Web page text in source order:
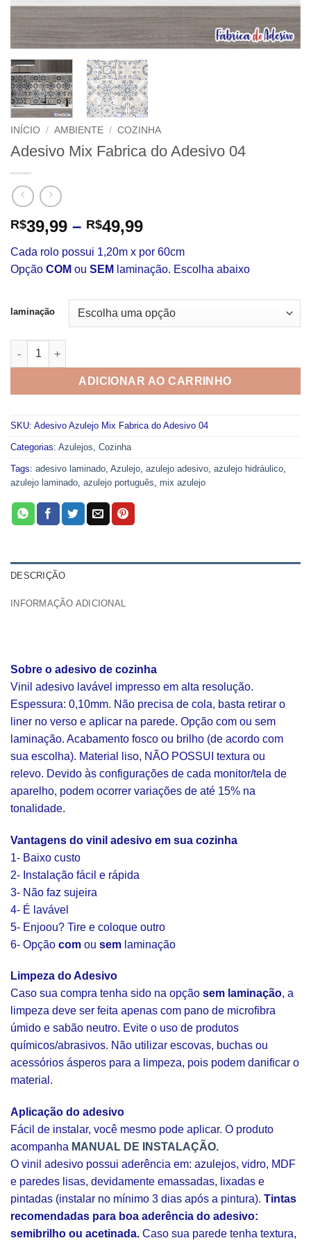
INÍCIO / AMBIENTE / COZINHA
Adesivo Mix Fabrica do Adesivo 04
R$39,99 – R$49,99Faixa
preço:
R$39,99
R$49,99
Cada rolo possui 1,20m x por 60cm
Opção COM ou SEM laminação. Escolha abaixo
laminação
Adesivo Mix Fabrica do Adesivo 04 quantidade
ADICIONAR AO CARRINHO
SKU: Adesivo Azulejo Mix Fabrica do Adesivo 04
Categorias: Azulejos, Cozinha
Tags: adesivo laminado, Azulejo, azulejo adesivo, azulejo hidráulico,
azulejo laminado, azulejo português, mix azulejo
DESCRIÇÃO
INFORMAÇÃO ADICIONAL
Sobre o adesivo de cozinha
Vinil adesivo lavável impresso em alta resolução.
Espessura: 0,10mm. Não precisa de cola, basta retirar o
liner no verso e aplicar na parede. Opção com ou sem
laminação. Acabamento fosco ou brilho (de acordo com
sua escolha). Material liso, NÃO POSSUI textura ou
relevo. Devido às configurações de cada monitor/tela de
aparelho, podem ocorrer variações de até 15% na
tonalidade.
Vantagens do vinil adesivo em sua cozinha
1- Baixo custo
2- Instalação fácil e rápida
3- Não faz sujeira
4- É lavável
5- Enjoou? Tire e coloque outro
6- Opção com ou sem laminação
Limpeza do Adesivo
Caso sua compra tenha sido na opção sem laminação, a
limpeza deve ser feita apenas com pano de microfibra
úmido e sabão neutro. Evite o uso de produtos
químicos/abrasivos. Não utilizar escovas, buchas ou
acessórios ásperos para a limpeza, pois podem danificar o
material.
Aplicação do adesivo
Fácil de instalar, você mesmo pode aplicar. O produto
acompanha MANUAL DE INSTALAÇÃO.
O vinil adesivo possui aderência em: azulejos, vidro, MDF
e paredes lisas, devidamente emassadas, lixadas e
pintadas (instalar no mínimo 3 dias após a pintura). Tintas
recomendadas para boa aderência do adesivo:
semibrilho ou acetinada. Caso sua parede tenha textura,